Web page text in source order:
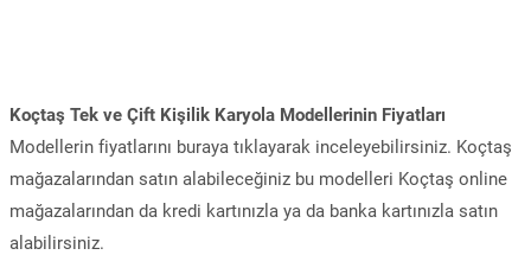
Koçtaş Tek ve Çift Kişilik Karyola Modellerinin Fiyatları
Modellerin fiyatlarını buraya tıklayarak inceleyebilirsiniz. Koçtaş
mağazalarından satın alabileceğiniz bu modelleri Koçtaş online
mağazalarından da kredi kartınızla ya da banka kartınızla satın
alabilirsiniz.